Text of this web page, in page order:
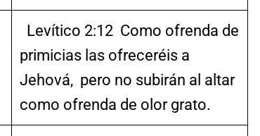
Levítico 2:12 Como ofrenda de
primicias las ofreceréis a
Jehová, pero no subirán al altar
como ofrenda de olor grato.